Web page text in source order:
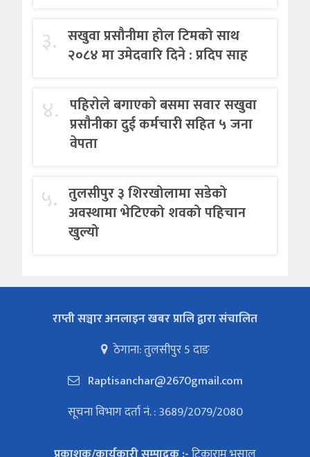
३. सखुवा प्रसौनीमा होल टिमको साथ
२०८४ मा उमेदवारि दिने : प्रदिप साह
४. पहिराेले बगाएकाे बसमा सवार सखुवा
प्रसाैनीका दुई कर्मचारी सहित ५ जना
वेपता
५. तुलसीपुर ३ शिरखोलामा सडेको
अवस्थामा भेटिएको शवको पहिचान
खुल्यो
राप्ती सञ्चार अनलाइन खबर प्रालि द्वारा संचालित
ठेगाना: तुलसीपुर 5 दाङ
Raptisanchar@2670gmail.com
सूचना विभाग दर्ता नं. : 3689/2079/2080